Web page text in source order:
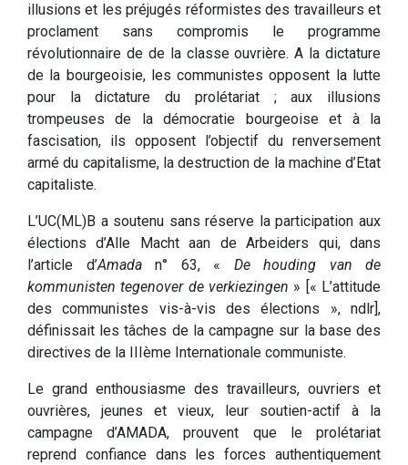
illusions et les préjugés réformistes des travailleurs et
proclament sans compromis le programme
révolutionnaire de de la classe ouvrière. A la dictature
de la bourgeoisie, les communistes opposent la lutte
pour la dictature du prolétariat ; aux illusions
trompeuses de la démocratie bourgeoise et à la
fascisation, ils opposent l’objectif du renversement
armé du capitalisme, la destruction de la machine d’Etat
capitaliste.
L’UC(ML)B a soutenu sans réserve la participation aux
élections d’Alle Macht aan de Arbeiders qui, dans
l’article d’Amadan° 63, « De houding van de
kommunisten tegenover de verkiezingen » [« L’attitude
des communistes vis-à-vis des élections », ndlr],
définissait les tâches de la campagne sur la base des
directives de la IIIème Internationale communiste.
Le grand enthousiasme des travailleurs, ouvriers et
ouvrières, jeunes et vieux, leur soutien-actif à la
campagne d’AMADA, prouvent que le prolétariat
reprend confiance dans les forces authentiquement